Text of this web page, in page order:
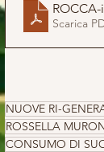
Scarica
NUOVE RI-
ROSSELLA
CONSUMO DI